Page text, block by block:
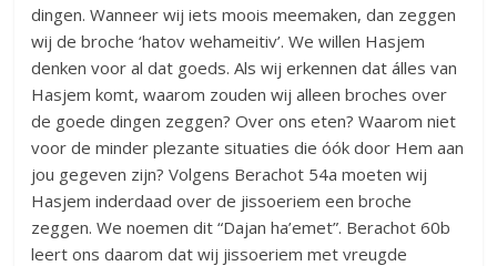
dingen. Wanneer wij iets moois meemaken, dan zeggen
wij de broche ‘hatov wehameitiv’. We willen Hasjem
denken voor al dat goeds. Als wij erkennen dat álles van
Hasjem komt, waarom zouden wij alleen broches over
de goede dingen zeggen? Over ons eten? Waarom niet
voor de minder plezante situaties die óók door Hem aan
jou gegeven zijn? Volgens Berachot 54a moeten wij
Hasjem inderdaad over de jissoeriem een broche
zeggen. We noemen dit “Dajan ha’emet”. Berachot 60b
leert ons daarom dat wij jissoeriem met vreugde